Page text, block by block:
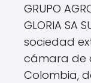
GRUPO
GLORIA SA
sociedad
cámara de
Colombia,